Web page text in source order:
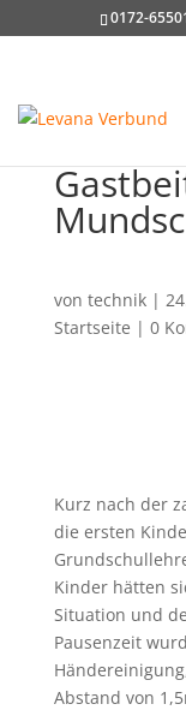
0172-
von technik|
Startseite | 0
Kurz nach der
die ersten
Kinder hätten
Situation und
Pausenzeit
Abstand von